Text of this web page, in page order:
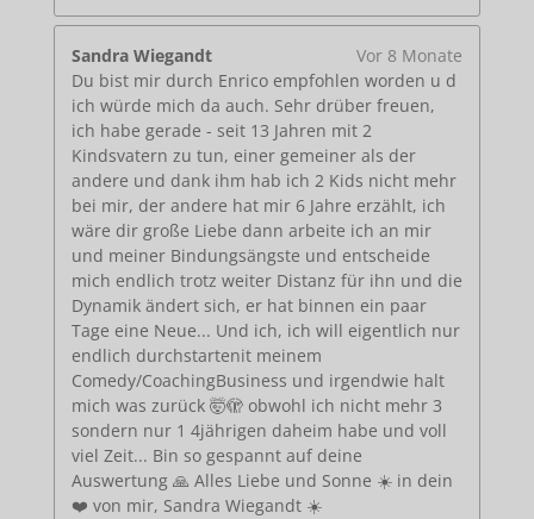
Sandra Wiegandt
Vor 8 Monate
Du bist mir durch Enrico empfohlen worden u d
ich würde mich da auch. Sehr drüber freuen,
ich habe gerade - seit 13 Jahren mit 2
Kindsvatern zu tun, einer gemeiner als der
andere und dank ihm hab ich 2 Kids nicht mehr
bei mir, der andere hat mir 6 Jahre erzählt, ich
wäre dir große Liebe dann arbeite ich an mir
und meiner Bindungsängste und entscheide
mich endlich trotz weiter Distanz für ihn und die
Dynamik ändert sich, er hat binnen ein paar
Tage eine Neue... Und ich, ich will eigentlich nur
endlich durchstartenit meinem
Comedy/CoachingBusiness und irgendwie halt
mich was zurück 🤯🫣 obwohl ich nicht mehr 3
sondern nur 1 4jährigen daheim habe und voll
viel Zeit... Bin so gespannt auf deine
Auswertung 🙏 Alles Liebe und Sonne ☀️ in dein
❤️ von mir, Sandra Wiegandt ☀️